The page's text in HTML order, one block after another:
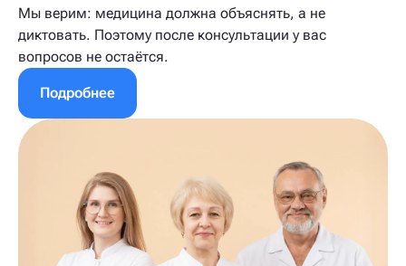
Мы верим: медицина должна объяснять, а не
диктовать. Поэтому после консультации у вас
вопросов не остаётся.
Подробнее